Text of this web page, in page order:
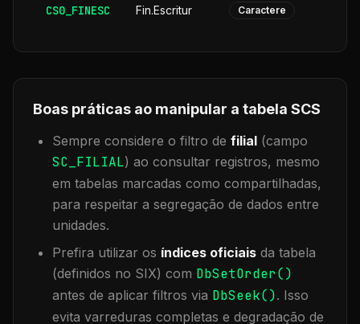
CS0_FINESC Fin.Escritur Caractere
Boas práticas ao manipular a tabela SCS
Sempre considere o filtro de filial (campo
SC_FILIAL) ao consultar registros, mesmo
em tabelas marcadas como compartilhadas,
para respeitar a segregação de dados entre
unidades.
Prefira utilizar os índices oficiais da tabela
(definidos no SIX) com DbSetOrder()
antes de aplicar filtros via DbSeek(). Isso
evita varreduras completas e degradação de